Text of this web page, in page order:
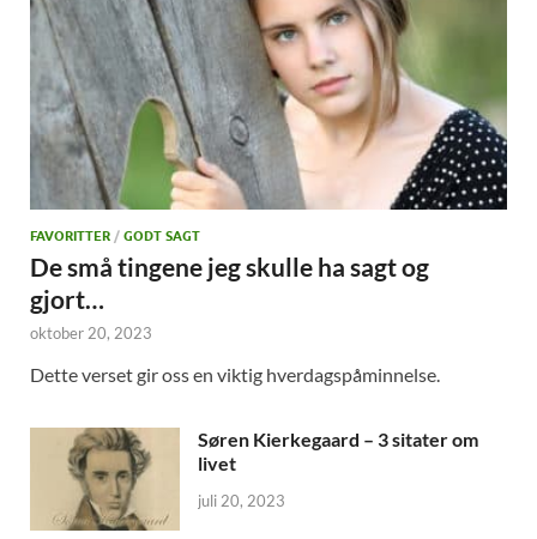
FAVORITTER / GODT SAGT
De små tingene jeg skulle ha sagt og
gjort…
oktober 20, 2023
Dette verset gir oss en viktig hverdagspåminnelse.
Søren Kierkegaard – 3 sitater om
livet
juli 20, 2023